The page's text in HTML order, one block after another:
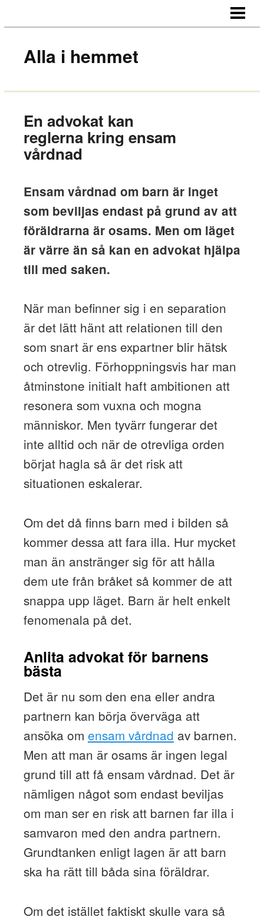
KONTAKT
Alla i hemmet
En advokat kan
reglerna kring ensam
vårdnad
Ensam vårdnad om barn är inget
som beviljas endast på grund av att
föräldrarna är osams. Men om läget
är värre än så kan en advokat hjälpa
till med saken.
När man befinner sig i en separation
är det lätt hänt att relationen till den
som snart är ens expartner blir hätsk
och otrevlig. Förhoppningsvis har man
åtminstone initialt haft ambitionen att
resonera som vuxna och mogna
människor. Men tyvärr fungerar det
inte alltid och när de otrevliga orden
börjat hagla så är det risk att
situationen eskalerar.
Om det då finns barn med i bilden så
kommer dessa att fara illa. Hur mycket
man än anstränger sig för att hålla
dem ute från bråket så kommer de att
snappa upp läget. Barn är helt enkelt
fenomenala på det.
Anlita advokat för barnens
bästa
Det är nu som den ena eller andra
partnern kan börja överväga att
ansöka om ensam vårdnad av barnen.
Men att man är osams är ingen legal
grund till att få ensam vårdnad. Det är
nämligen något som endast beviljas
om man ser en risk att barnen far illa i
samvaron med den andra partnern.
Grundtanken enligt lagen är att barn
ska ha rätt till båda sina föräldrar.
Om det istället faktiskt skulle vara så